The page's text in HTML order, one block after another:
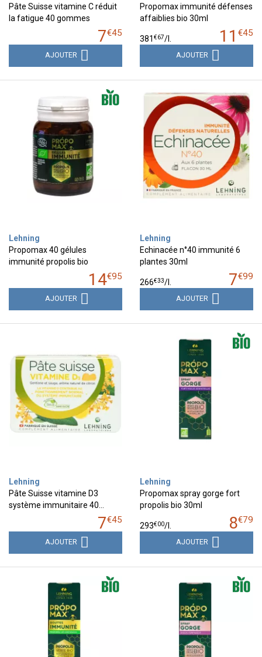
Pâte Suisse vitamine C réduit
la fatigue 40 gommes
7€45
AJOUTER
Propomax immunité défenses
affaiblies bio 30ml
11 €45
381 €67/l.
AJOUTER
Lehning
Propomax 40 gélules
immunité propolis bio
14€95
AJOUTER
Lehning
Echinacée n°40 immunité 6
plantes 30ml
7€99
266€33/l.
AJOUTER
Lehning
Pâte Suisse vitamine D3
système immunitaire 40…
7€45
AJOUTER
Lehning
Propomax spray gorge fort
propolis bio 30ml
8€79
293€00/l.
AJOUTER